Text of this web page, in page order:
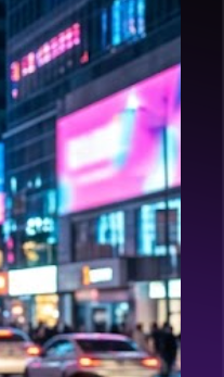
のスクロールを
た瞬間、CPAが
爆上げの裏で手
ク」